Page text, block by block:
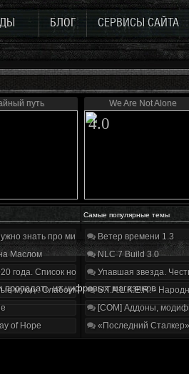
БЛОГ СЕРВИСЫ САЙТА
путь We Are Not Alone
4.0
Самые популярные темы
знать про мир, геймплей и сюжет |
Маслом
года. Список нововведений
муки». Слабоумие и отвага
of Hope
Ветер времени 1.3
NLC 7 Build 3.0
Упавшая звезда.
S.T.A.L.K.E.R. -
[COM] Аддоны,
«Последний
из цифровых магазинов